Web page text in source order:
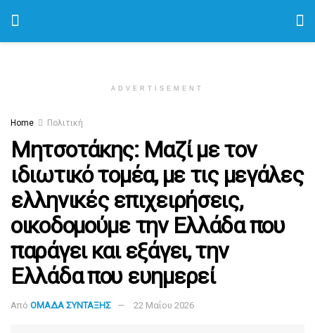
ADVERTISEMENT
Home Πολιτική
Μητσοτάκης: Μαζί με τον
ιδιωτικό τομέα, με τις μεγάλες
ελληνικές επιχειρήσεις,
οικοδομούμε την Ελλάδα που
παράγει και εξάγει, την
Ελλάδα που ευημερεί
Από ΟΜΑΔΑ ΣΥΝΤΑΞΗΣ 22 Μαΐου 2026